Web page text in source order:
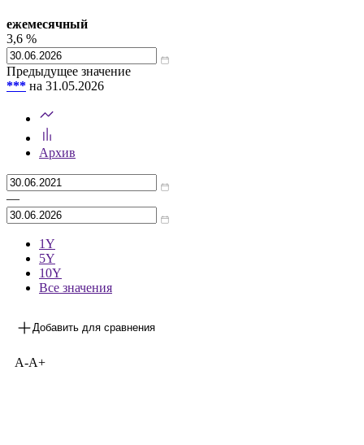
ежемесячный
3,6 %
Предыдущее значение
*** на 31.05.2026
Архив
—
1Y
5Y
10Y
Все значения
Добавить для сравнения